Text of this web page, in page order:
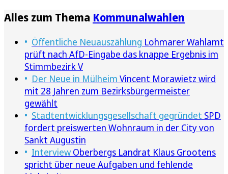
Alles zum Thema Kommunalwahlen
Öffentliche Neuauszählung Lohmarer Wahlamt
prüft nach AfD-Eingabe das knappe Ergebnis im
Stimmbezirk V
Der Neue in Mülheim Vincent Morawietz wird
mit 28 Jahren zum Bezirksbürgermeister
gewählt
Stadtentwicklungsgesellschaft gegründet SPD
fordert preiswerten Wohnraum in der City von
Sankt Augustin
Interview Oberbergs Landrat Klaus Grootens
spricht über neue Aufgaben und fehlende